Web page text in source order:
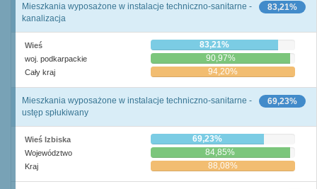
83,21%
Mieszkania wyposażone w instalacje techniczno-sanitarne -
kanalizacja
Wieś 83,21%
woj. podkarpackie 90,97%
Cały kraj 94,20%
69,23%
Mieszkania wyposażone w instalacje techniczno-sanitarne -
ustęp spłukiwany
Wieś Izbiska 69,23%
Województwo 84,85%
Kraj 88,08%